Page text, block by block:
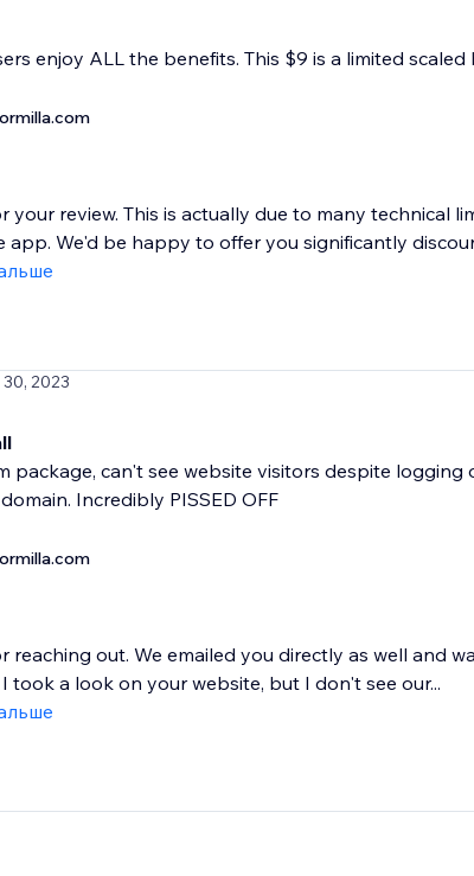
enjoy ALL the benefits. This $9 is a limited scaled
your review. This is actually due to many technical
app. We'd be happy to offer you significantly
2023
package, can't see website visitors despite
Incredibly PISSED OFF
reaching out. We emailed you directly as well and
took a look on your website, but I don't see our...